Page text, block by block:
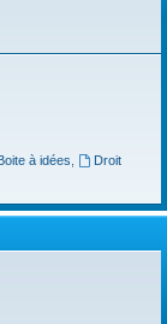
à idées
Droit